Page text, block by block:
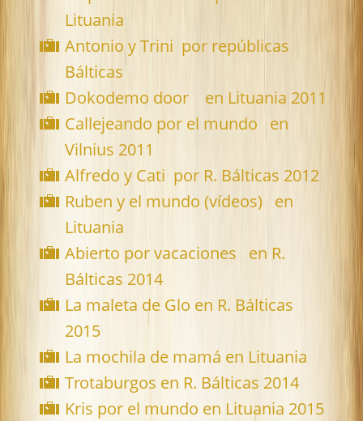
Lituania
Antonio y Trini por repúblicas
Bálticas
Dokodemo door en Lituania 2011
Callejeando por el mundo en
Vilnius 2011
Alfredo y Cati por R. Bálticas 2012
Ruben y el mundo (vídeos) en
Lituania
Abierto por vacaciones en R.
Bálticas 2014
La maleta de Glo en R. Bálticas
2015
La mochila de mamá en Lituania
Trotaburgos en R. Bálticas 2014
Kris por el mundo en Lituania 2015